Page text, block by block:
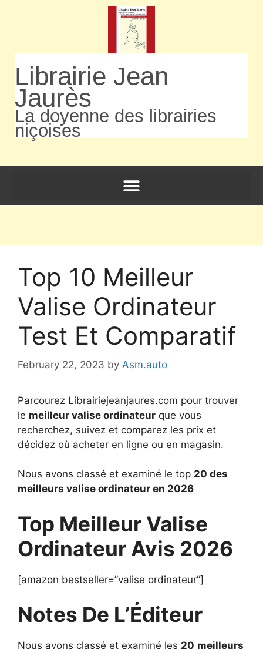
Librairie Jean
Jaurès
La doyenne des librairies
niçoises
Top 10 Meilleur
Valise Ordinateur
Test Et Comparatif
February 22, 2023 by Asm.auto
Parcourez Librairiejeanjaures.com pour trouver
le meilleur valise ordinateur que vous
recherchez, suivez et comparez les prix et
décidez où acheter en ligne ou en magasin.
Nous avons classé et examiné le top 20 des
meilleurs valise ordinateur en 2026
Top Meilleur Valise
Ordinateur Avis 2026
[amazon bestseller=”valise ordinateur”]
Notes De L’Éditeur
Nous avons classé et examiné les 20 meilleurs